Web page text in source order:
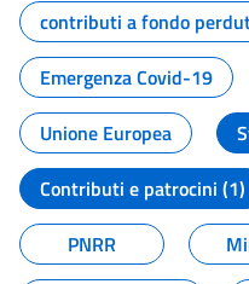
contributi a fondo
Emergenza Covid-19
Unione Europea
Contributi e patrocini (1)
PNRR